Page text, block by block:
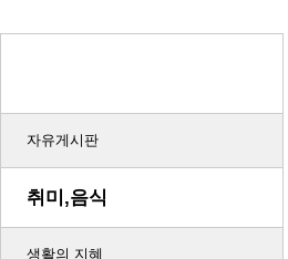
자유게시판
취미,음식
생활의 지혜